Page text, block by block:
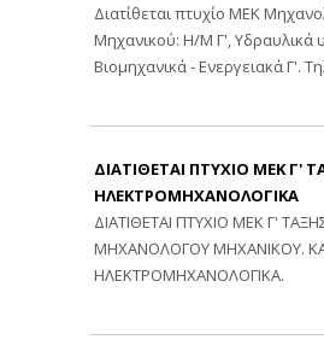
Διατίθεται πτυχίο ΜΕΚ
Μηχανικού: Η/Μ Γ', Υδραυλικά
Βιομηχανικά - Ενεργειακά Γ'.
ΔΙΑΤΙΘΕΤΑΙ ΠΤΥΧΙΟ ΜΕΚ Γ'
ΗΛΕΚΤΡΟΜΗΧΑΝΟΛΟΓΙΚΑ
ΔΙΑΤΙΘΕΤΑΙ ΠΤΥΧΙΟ ΜΕΚ Γ'
ΜΗΧΑΝΟΛΟΓΟΥ ΜΗΧΑΝΙΚΟΥ.
ΗΛΕΚΤΡΟΜΗΧΑΝΟΛΟΓΙΚΑ.